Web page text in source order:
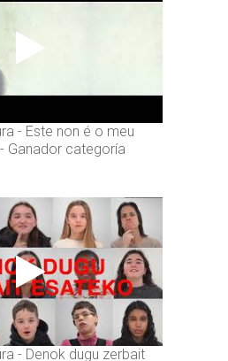
- Este non é o meu
Ganador categoría
- Denok dugu zerbait